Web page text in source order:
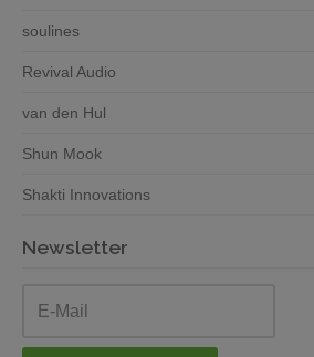
soulines
Revival Audio
van den Hul
Shun Mook
Shakti Innovations
Newsletter